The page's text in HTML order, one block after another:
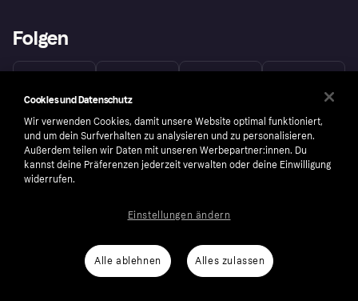
Folgen
Cookies und Datenschutz
Wir verwenden Cookies, damit unsere Website optimal funktioniert,
und um dein Surfverhalten zu analysieren und zu personalisieren.
Außerdem teilen wir Daten mit unseren Werbepartner:innen. Du
kannst deine Präferenzen jederzeit verwalten oder deine Einwilligung
widerrufen.
Alle ablehnen Alles zulassen
Einstellungen ändern